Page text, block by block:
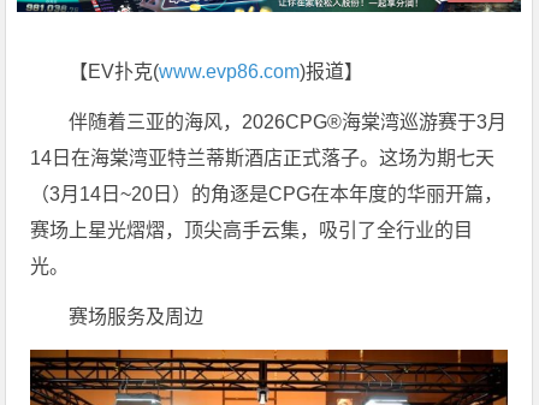
【EV扑克(www.evp86.com)报道】
伴随着三亚的海风，2026CPG®海棠湾巡游赛于3月
14日在海棠湾亚特兰蒂斯酒店正式落子。这场为期七天
（3月14日~20日）的角逐是CPG在本年度的华丽开篇，
赛场上星光熠熠，顶尖高手云集，吸引了全行业的目
光。
赛场服务及周边